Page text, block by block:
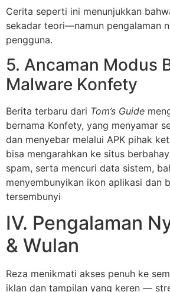
Cerita seperti ini menunjukkan
sekadar teori—namun pengalaman
pengguna.
5. Ancaman Modus
Malware Konfety
Berita terbaru dari Tom’s Guide
bernama Konfety, yang menyamar
dan menyebar melalui APK pihak
bisa mengarahkan ke situs
spam, serta mencuri data sistem,
menyembunyikan ikon aplikasi dan
tersembunyi
IV. Pengalaman
& Wulan
Reza menikmati akses penuh ke
iklan dan tampilan yang keren —